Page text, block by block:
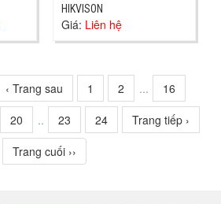
HIKVISON
Giá: Liên hệ
‹ Trang sau 1 2 ...
16
20 .. 23 24
Trang tiếp ›
Trang cuối ››